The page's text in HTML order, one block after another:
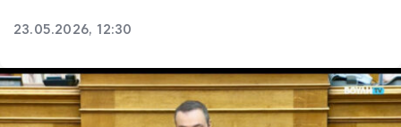
23.05.2026, 12:30